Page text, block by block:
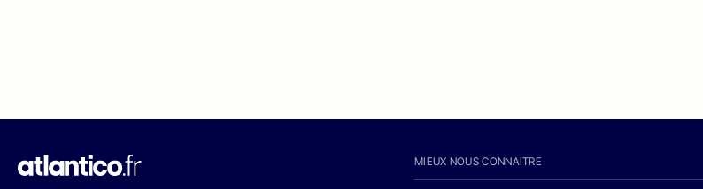
MIEUX NOUS CONNAITRE